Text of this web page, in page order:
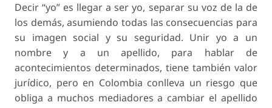
Decir “yo” es llegar a ser yo, separar su voz de la de
los demás, asumiendo todas las consecuencias para
su imagen social y su seguridad. Unir yo a un
nombre y a un apellido, para hablar de
acontecimientos determinados, tiene también valor
jurídico, pero en Colombia conlleva un riesgo que
obliga a muchos mediadores a cambiar el apellido